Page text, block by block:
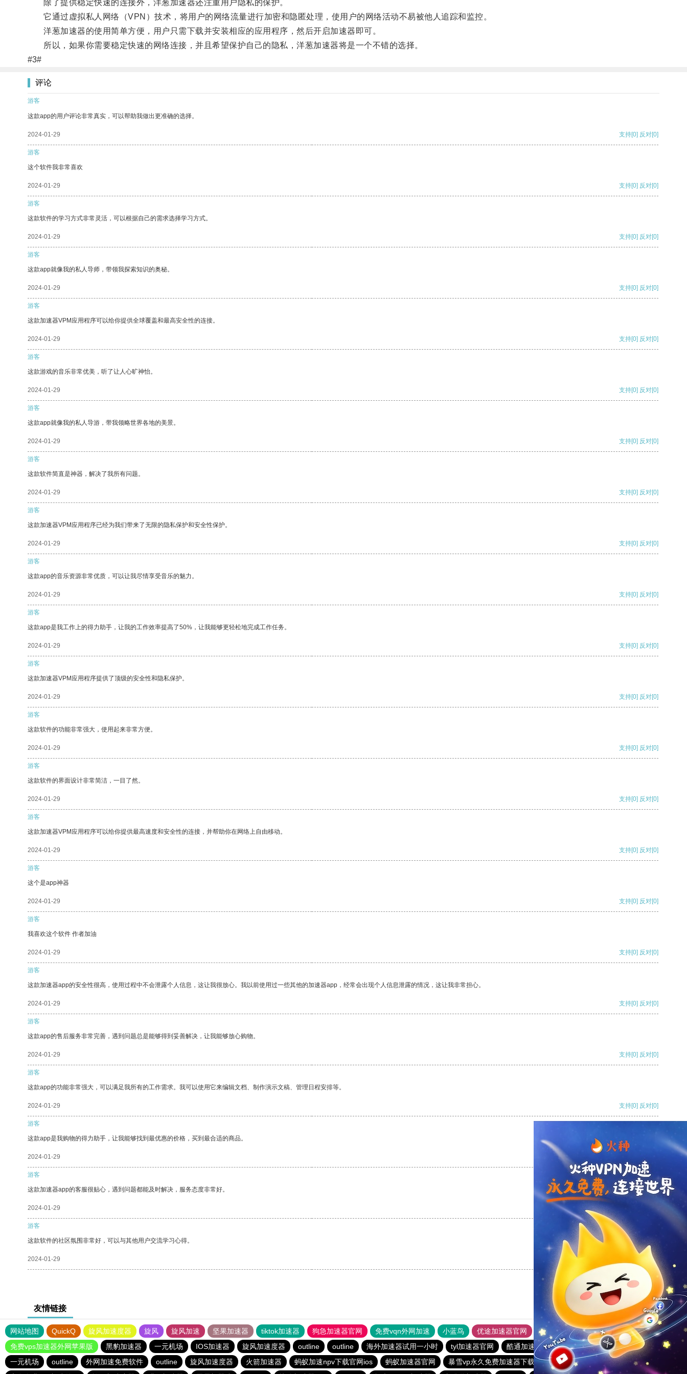
除了提供稳定快速的连接外，洋葱加速器还注重用户隐私的保护。
它通过虚拟私人网络（VPN）技术，将用户的网络流量进行加密和隐匿处理，使用户的网络活动不易被他人追踪和监控。
洋葱加速器的使用简单方便，用户只需下载并安装相应的应用程序，然后开启加速器即可。
所以，如果你需要稳定快速的网络连接，并且希望保护自己的隐私，洋葱加速器将是一个不错的选择。
#3#
评论
游客
这款app的用户评论非常真实，可以帮助我做出更准确的选择。
2024-01-29 支持[0] 反对[0]
游客
这个软件我非常喜欢
2024-01-29 支持[0] 反对[0]
游客
这款软件的学习方式非常灵活，可以根据自己的需求选择学习方式。
2024-01-29 支持[0] 反对[0]
游客
这款app就像我的私人导师，带领我探索知识的奥秘。
2024-01-29 支持[0] 反对[0]
游客
这款加速器VPM应用程序可以给你提供全球覆盖和最高安全性的连接。
2024-01-29 支持[0] 反对[0]
游客
这款游戏的音乐非常优美，听了让人心旷神怡。
2024-01-29 支持[0] 反对[0]
游客
这款app就像我的私人导游，带我领略世界各地的美景。
2024-01-29 支持[0] 反对[0]
游客
这款软件简直是神器，解决了我所有问题。
2024-01-29 支持[0] 反对[0]
游客
这款加速器VPM应用程序已经为我们带来了无限的隐私保护和安全性保护。
2024-01-29 支持[0] 反对[0]
游客
这款app的音乐资源非常优质，可以让我尽情享受音乐的魅力。
2024-01-29 支持[0] 反对[0]
游客
这款app是我工作上的得力助手，让我的工作效率提高了50%，让我能够更轻松地完成工作任务。
2024-01-29 支持[0] 反对[0]
游客
这款加速器VPM应用程序提供了顶级的安全性和隐私保护。
2024-01-29 支持[0] 反对[0]
游客
这款软件的功能非常强大，使用起来非常方便。
2024-01-29 支持[0] 反对[0]
游客
这款软件的界面设计非常简洁，一目了然。
2024-01-29 支持[0] 反对[0]
游客
这款加速器VPM应用程序可以给你提供最高速度和安全性的连接，并帮助你在网络上自由移动。
2024-01-29 支持[0] 反对[0]
游客
这个是app神器
2024-01-29 支持[0] 反对[0]
游客
我喜欢这个软件 作者加油
2024-01-29 支持[0] 反对[0]
游客
这款加速器app的安全性很高，使用过程中不会泄露个人信息，这让我很放心。我以前使用过一些其他的加速器app，经常会出现个人信息泄露的情况，这让我非常担心。
2024-01-29 支持[0] 反对[0]
游客
这款app的售后服务非常完善，遇到问题总是能够得到妥善解决，让我能够放心购物。
2024-01-29 支持[0] 反对[0]
游客
这款app的功能非常强大，可以满足我所有的工作需求。我可以使用它来编辑文档、制作演示文稿、管理日程安排等。
2024-01-29 支持[0] 反对[0]
游客
这款app是我购物的得力助手，让我能够找到最优惠的价格，买到最合适的商品。
2024-01-29
游客
这款加速器app的客服很贴心，遇到问题都能及时解决，服务态度非常好。
2024-01-29 反对
游客
这款软件的社区氛围非常好，可以与其他用户交流学习心得。
2024-01-29 反对[0]
友情链接
网站地图 QuickQ 旋风加速度器 旋风 旋风加速 坚果加速器 tiktok加速器 狗急加速器官网 免费vqn外网加速 小蓝鸟 优途加速器官网 风驰加速器 旋风加速器
八戒看书
免费vps加速器外网苹果版
黑豹加速器 一元机场 IOS加速器 旋风加速度器 outline outline 海外加速器试用一小时 tyl加速器官网 酷通加速器 雷霆vp加速器
老王vp官网
一元机场
outline 外网加速免费软件 outline 旋风加速度器 火箭加速器 蚂蚁加速npv下载官网ios 蚂蚁加速器官网 暴雪vp永久免费加速器下载官网 雷霆加器速
海鸥加速器